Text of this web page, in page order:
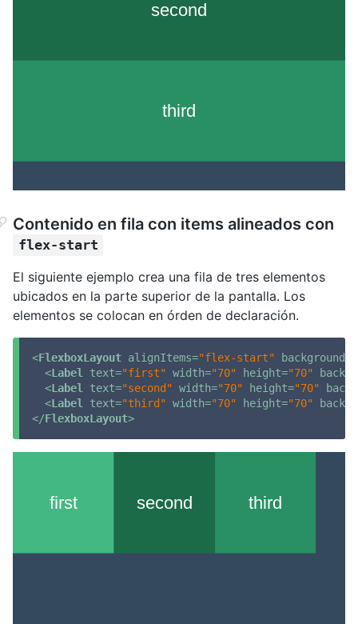
Contenido en fila con items alineados con
flex-start
El siguiente ejemplo crea una fila de tres elementos
ubicados en la parte superior de la pantalla. Los
elementos se colocan en órden de declaración.
<FlexboxLayout alignItems="flex-start"
<Label text="first" width="70" height="70"
<Label text="second" width="70" height="70"
<Label text="third" width="70" height="70"
</FlexboxLayout>